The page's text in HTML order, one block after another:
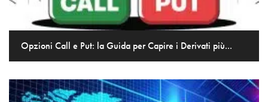
Opzioni Call e Put: la Guida per Capire i Derivati più...